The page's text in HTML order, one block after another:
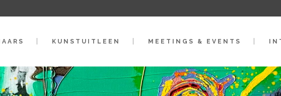
KUNSTUITLEEN MEETINGS & EVENTS